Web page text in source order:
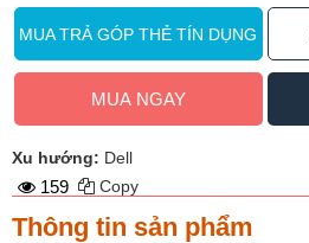
MUA TRẢ GÓP THẺ TÍN DỤNG
MUA NGAY
Xu hướng: Dell
159 Copy
Thông tin sản phẩm